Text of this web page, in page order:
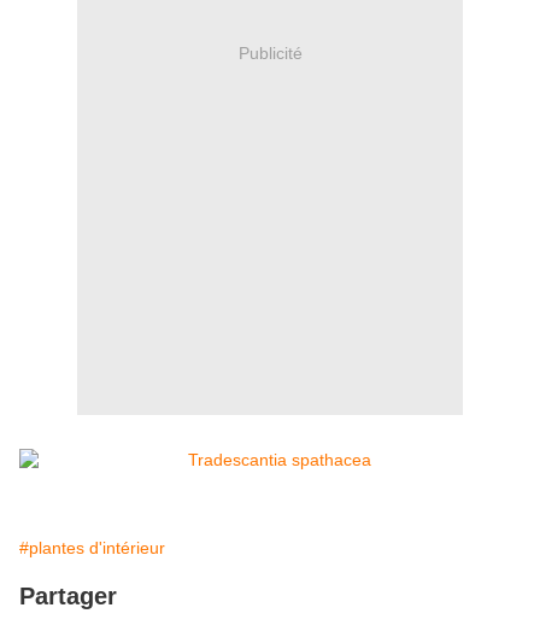
Publicité
#plantes d'intérieur
Partager